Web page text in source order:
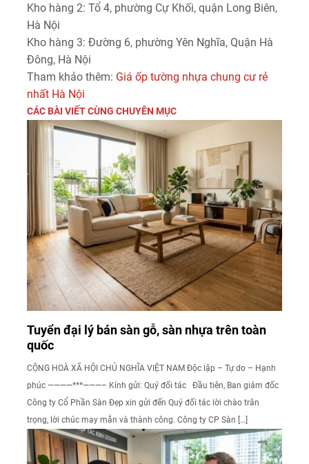
Kho hàng 2: Tổ 4, phường Cự Khối, quận Long Biên,
Hà Nội
Kho hàng 3: Đường 6, phường Yên Nghĩa, Quận Hà
Đông, Hà Nội
Tham khảo thêm: Giá ốp tường nhựa chung cư rẻ
nhất Hà Nội
CÁC BÀI VIẾT CÙNG CHUYÊN MỤC
Tuyển đại lý bán sàn gỗ, sàn nhựa trên toàn
quốc
CỘNG HOÀ XÃ HỘI CHỦ NGHĨA VIỆT NAM Độc lập – Tự do – Hạnh
phúc ————***———– Kính gửi: Quý đối tác Đầu tiên, Ban giám đốc
Công ty Cổ Phần Sàn Đẹp xin gửi đến Quý đối tác lời chào trân
trọng, lời chúc may mắn và thành công. Công ty CP Sàn […]